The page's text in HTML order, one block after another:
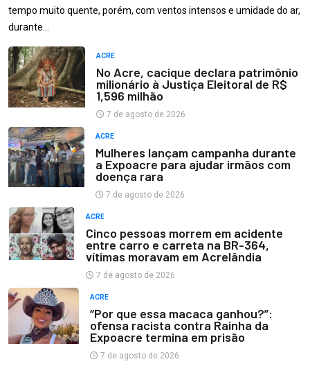
tempo muito quente, porém, com ventos intensos e umidade do ar,
durante…
ACRE
No Acre, cacique declara patrimônio
milionário à Justiça Eleitoral de R$
1,596 milhão
7 de agosto de 2026
ACRE
Mulheres lançam campanha durante
a Expoacre para ajudar irmãos com
doença rara
7 de agosto de 2026
ACRE
Cinco pessoas morrem em acidente
entre carro e carreta na BR-364,
vítimas moravam em Acrelândia
7 de agosto de 2026
ACRE
“Por que essa macaca ganhou?”:
ofensa racista contra Rainha da
Expoacre termina em prisão
7 de agosto de 2026